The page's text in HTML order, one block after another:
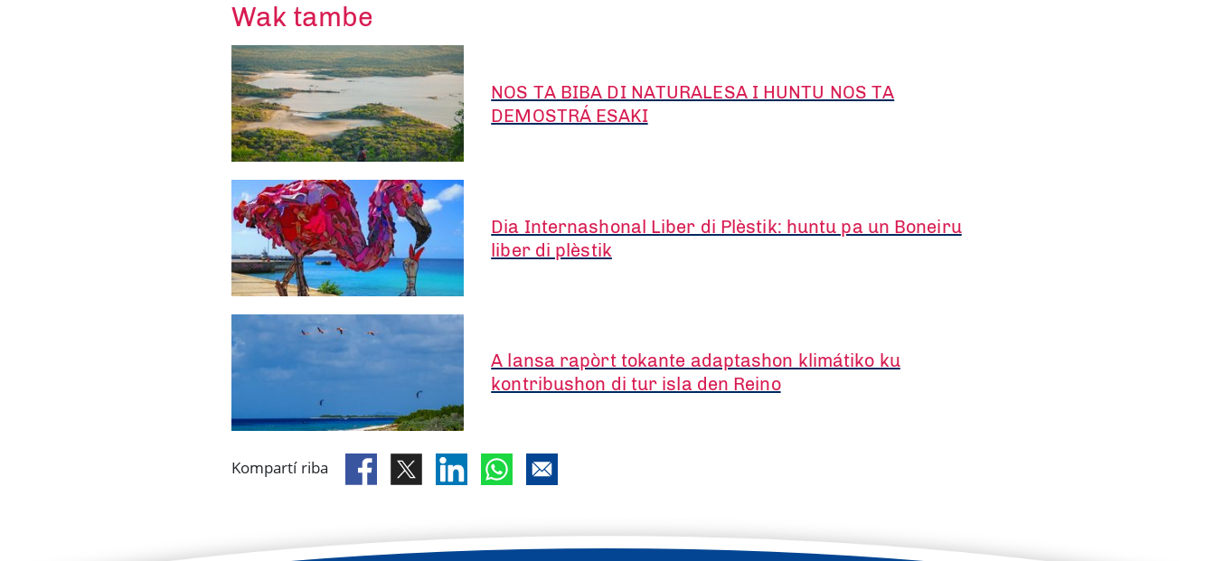
Wak tambe
NOS TA BIBA DI NATURALESA I HUNTU NOS TA
DEMOSTRÁ ESAKI
Dia Internashonal Liber di Plèstik: huntu pa un Boneiru
liber di plèstik
A lansa rapòrt tokante adaptashon klimátiko ku
kontribushon di tur isla den Reino
Kompartí riba